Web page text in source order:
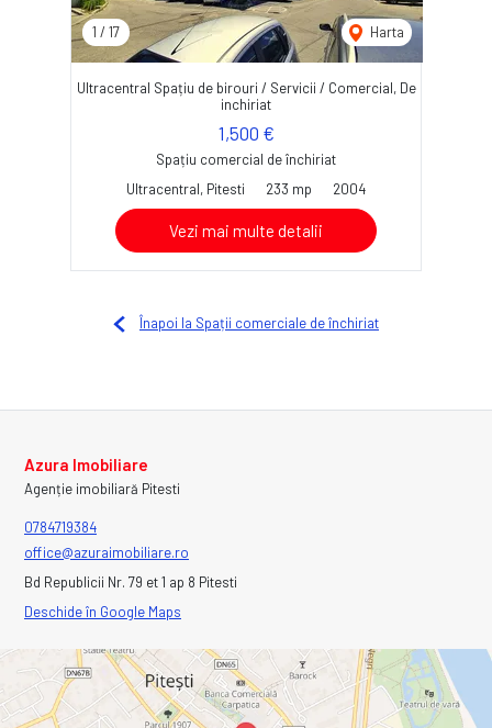
1 / 17 Harta
Ultracentral Spațiu de birouri / Servicii / Comercial, De
inchiriat
1,500 €
Spațiu comercial de închiriat
Ultracentral, Pitesti
233 mp 2004
Vezi mai multe detalii
Înapoi la Spații comerciale de închiriat
Azura Imobiliare
Agenție imobiliară Pitesti
0784719384
office@azuraimobiliare.ro
Bd Republicii Nr. 79 et 1 ap 8 Pitesti
Deschide în Google Maps